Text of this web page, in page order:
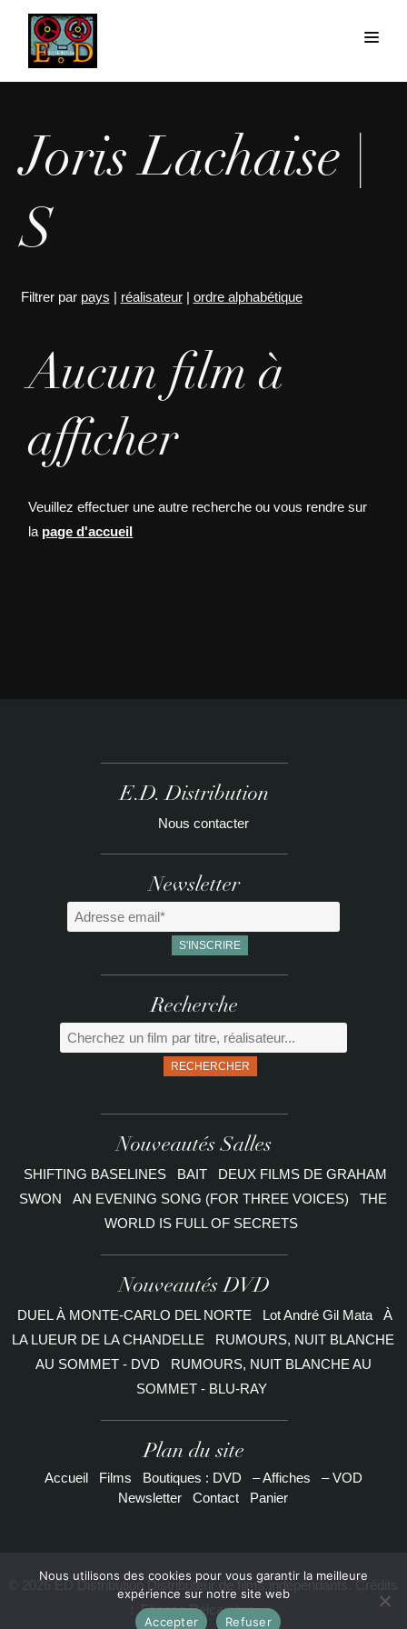
Joris Lachaise |
S
Filtrer par pays | réalisateur| ordre alphabétique
Aucun film à
afficher
Veuillez effectuer une autre recherche ou vous rendre sur
la page d'accueil
E.D. Distribution
Nous contacter
Newsletter
Recherche
RECHERCHER
Nouveautés Salles
SHIFTING BASELINES BAIT
DEUX FILMS DE GRAHAM
SWON
AN EVENING SONG (FOR THREE VOICES)
THE
WORLD IS FULL OF SECRETS
Nouveautés DVD
DUEL À MONTE-CARLO DEL NORTE Lot André Gil Mata
À
LA LUEUR DE LA CHANDELLE
RUMOURS, NUIT BLANCHE
AU SOMMET - DVD
RUMOURS, NUIT BLANCHE AU
SOMMET - BLU-RAY
Plan du site
Accueil Films Boutiques : DVD – Affiches
– VOD
Newsletter
Contact Panier
© 2026 ED Distribution Distributeur de films indépendants. Crédits
Etienne Delcambre
Nous utilisons des cookies pour vous garantir la meilleure
expérience sur notre site web
Accepter
Refuser